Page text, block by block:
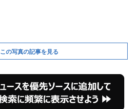
この写真の記事を見る